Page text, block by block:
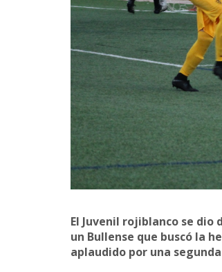
El Juvenil rojiblanco se dio
un Bullense que buscó la
aplaudido por una